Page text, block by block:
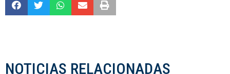
NOTICIAS RELACIONADAS